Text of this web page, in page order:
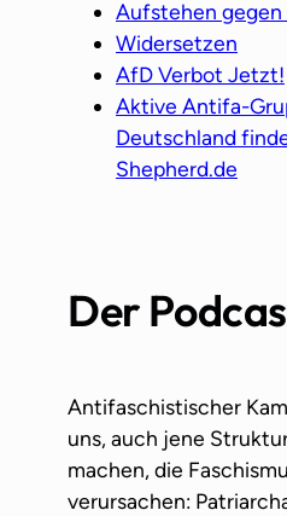
Aufstehen gegen
Widersetzen
AfD Verbot Jetzt!
Aktive Antifa-
Deutschland
Shepherd.de
Der
Antifaschistischer
uns, auch jene
machen, die
verursachen: